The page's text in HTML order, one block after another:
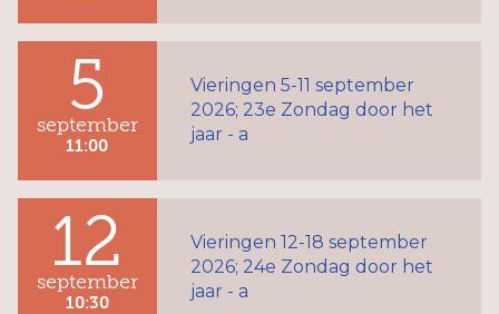
5
september
11:00
Vieringen 5-11 september
2026; 23e Zondag door het
jaar - a
12
september
10:30
Vieringen 12-18 september
2026; 24e Zondag door het
jaar - a